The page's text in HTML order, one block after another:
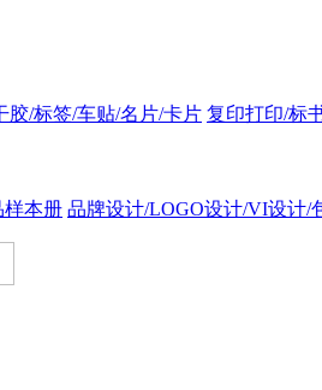
胶/标签/车贴/名片/卡片 复印打印/标
样本册 品牌设计/LOGO设计/VI设计/